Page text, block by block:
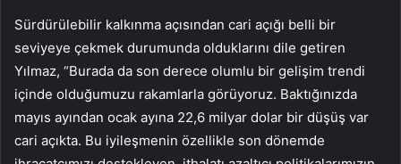
Sürdürülebilir kalkınma açısından cari açığı belli bir
seviyeye çekmek durumunda olduklarını dile getiren
Yılmaz, “Burada da son derece olumlu bir gelişim trendi
içinde olduğumuzu rakamlarla görüyoruz. Baktığınızda
mayıs ayından ocak ayına 22,6 milyar dolar bir düşüş var
cari açıkta. Bu iyileşmenin özellikle son dönemde